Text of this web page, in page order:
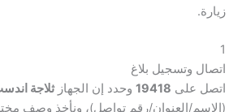
زيارة.
1
اتصال وتسجيل بلاغ
اتصل على 19418 وحدد إن الجهازثلاجة
(الاسم/العنوان/رقم تواصل)، ونأخذ وصف